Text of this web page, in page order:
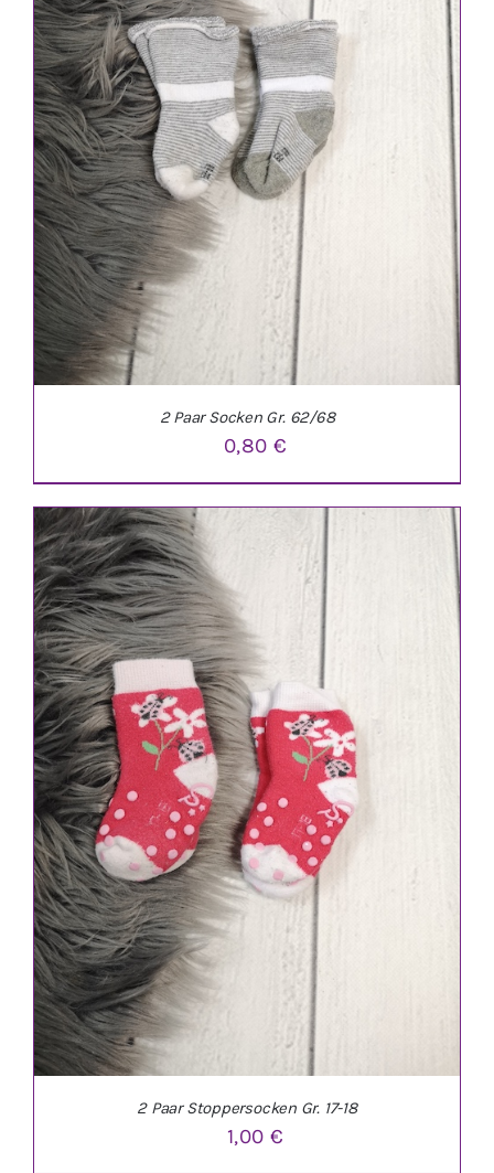
IN DEN WARENKORB DETAILS
2 Paar Socken Gr. 62/68
0,80 €
2 Paar Stoppersocken Gr. 17-18
1,00 €